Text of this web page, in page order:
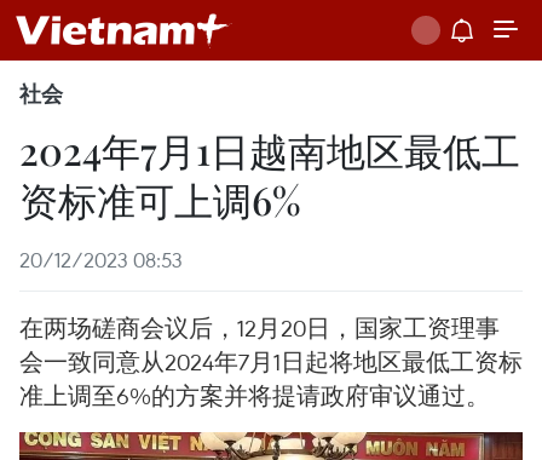
社会
2024年7月1日越南地区最低工
资标准可上调6%
20/12/2023 08:53
在两场磋商会议后，12月20日，国家工资理事
会一致同意从2024年7月1日起将地区最低工资标
准上调至6%的方案并将提请政府审议通过。